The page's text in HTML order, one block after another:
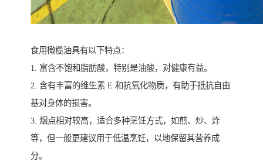
食用橄榄油具有以下特点：
1. 富含不饱和脂肪酸，特别是油酸，对健康有益。
2. 含有丰富的维生素 E 和抗氧化物质，有助于抵抗自由
基对身体的损害。
3. 烟点相对较高，适合多种烹饪方式，如煎、炒、炸
等，但一般更建议用于低温烹饪，以地保留其营养成
分。